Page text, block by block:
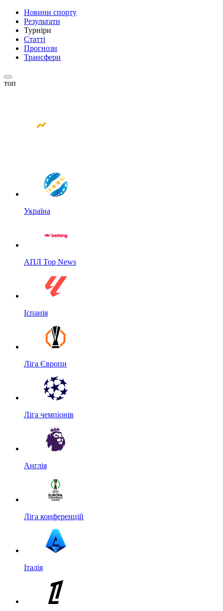
Новини спорту
Результати
Турніри
Статті
Прогнози
Трансфери
топ
Україна
АПЛ Top News
Іспанія
Ліга Європи
Ліга чемпіонів
Англія
Ліга конференцій
Італія